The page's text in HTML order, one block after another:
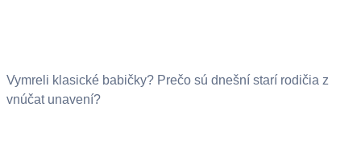
Vymreli klasické babičky? Prečo sú dnešní starí rodičia z
vnúčat unavení?